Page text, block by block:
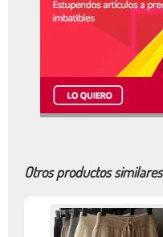
Otros productos similares